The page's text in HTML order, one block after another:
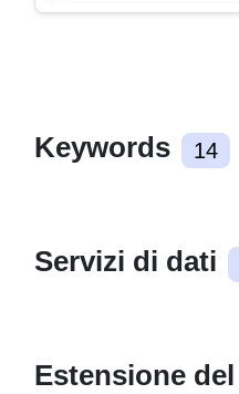
Keywords 14
Servizi di dati
Estensione